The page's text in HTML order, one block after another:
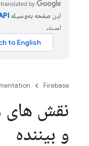
این صفحه به‌وسیله
است.
Firebase
نقش های
و بیننده